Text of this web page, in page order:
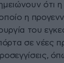
ότι
η
του
σε νέες